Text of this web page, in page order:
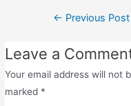
← Previous Post
Leave a
Your email address will not
marked *